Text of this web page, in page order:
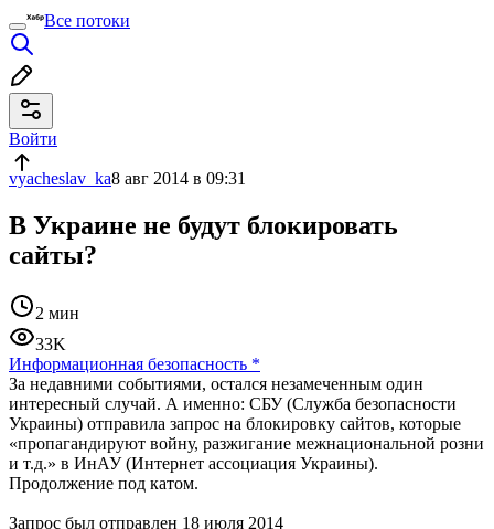
Все потоки
Войти
vyacheslav_ka8 авг 2014 в 09:31
В Украине не будут блокировать
сайты?
2 мин
33K
Информационная безопасность *
За недавними событиями, остался незамеченным один
интересный случай. А именно: СБУ (Служба безопасности
Украины) отправила запрос на блокировку сайтов, которые
«пропагандируют войну, разжигание межнациональной розни
и т.д.» в ИнАУ (Интернет ассоциация Украины).
Продолжение под катом.
Запрос был отправлен 18 июля 2014